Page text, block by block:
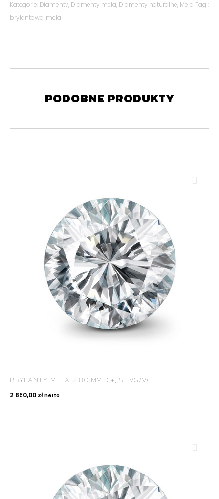
Kategorie: Diamenty, Diamenty mela, Diamenty naturalne, Mela Tagi:
brylantowa, mela
PODOBNE PRODUKTY
BRYLANTY, MELA: 2,80 MM, G+, SI, VG/VG
2 850,00 zł netto